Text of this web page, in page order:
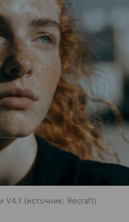
V4.1 источник: Recraft